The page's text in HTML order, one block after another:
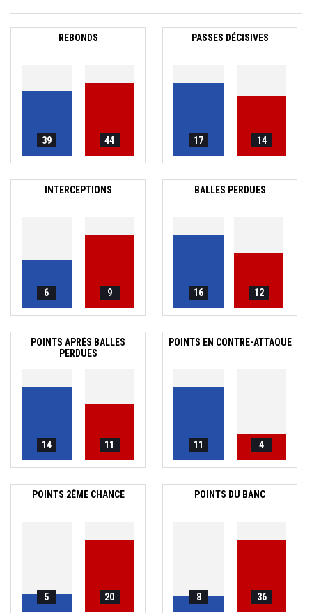
REBONDS
39 44
PASSES DÉCISIVES
17 14
INTERCEPTIONS
6 9
BALLES PERDUES
16 12
POINTS APRÈS BALLES
PERDUES
14 11
POINTS EN CONTRE-ATTAQUE
11 4
POINTS 2ÈME CHANCE
5 20
POINTS DU BANC
8 36